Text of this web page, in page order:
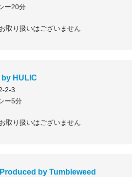
ー20分
取り扱いはございません
by HULIC
2-3
ー5分
取り扱いはございません
by Tumbleweed